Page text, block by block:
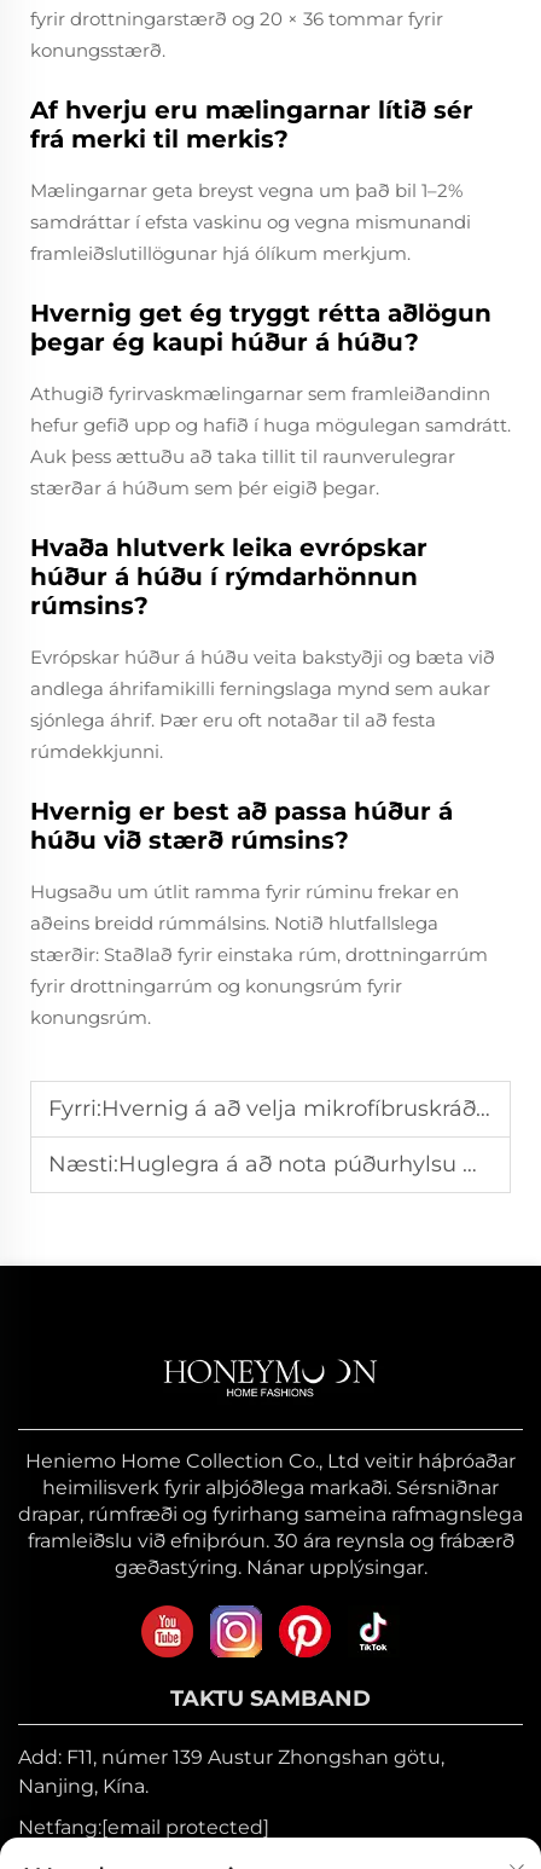
fyrir drottningarstærð og 20 × 36 tommar fyrir
konungsstærð.
Af hverju eru mælingarnar lítið sér
frá merki til merkis?
Mælingarnar geta breyst vegna um það bil 1–2%
samdráttar í efsta vaskinu og vegna mismunandi
framleiðslutillögunar hjá ólíkum merkjum.
Hvernig get ég tryggt rétta aðlögun
þegar ég kaupi húður á húðu?
Athugið fyrirvaskmælingarnar sem framleiðandinn
hefur gefið upp og hafið í huga mögulegan samdrátt.
Auk þess ættuðu að taka tillit til raunverulegrar
stærðar á húðum sem þér eigið þegar.
Hvaða hlutverk leika evrópskar
húður á húðu í rýmdarhönnun
rúmsins?
Evrópskar húður á húðu veita bakstyðji og bæta við
andlega áhrifamikilli ferningslaga mynd sem aukar
sjónlega áhrif. Þær eru oft notaðar til að festa
rúmdekkjunni.
Hvernig er best að passa húður á
húðu við stærð rúmsins?
Hugsaðu um útlit ramma fyrir rúminu frekar en
aðeins breidd rúmmálsins. Notið hlutfallslega
stærðir: Staðlað fyrir einstaka rúm, drottningarrúm
fyrir drottningarrúm og konungsrúm fyrir
konungsrúm.
Fyrri:Hvernig á að velja mikrofíbruskráður af háum gæðum?
Næsti:Huglegra á að nota púðurhylsu með símu fyrir einstaklinga sem eru viðkvæmir fyrir ofnæmisbólgunum
Heniemo Home Collection Co., Ltd veitir háþróaðar
heimilisverk fyrir alþjóðlega markaði. Sérsniðnar
drapar, rúmfræði og fyrirhang sameina rafmagnslega
framleiðslu við efniþróun. 30 ára reynsla og frábærð
gæðastýring. Nánar upplýsingar.
TAKTU SAMBAND
Add: F11, númer 139 Austur Zhongshan götu,
Nanjing, Kína.
Netfang:[email protected]